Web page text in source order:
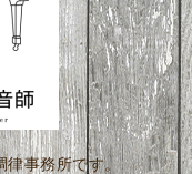
律事務所です。